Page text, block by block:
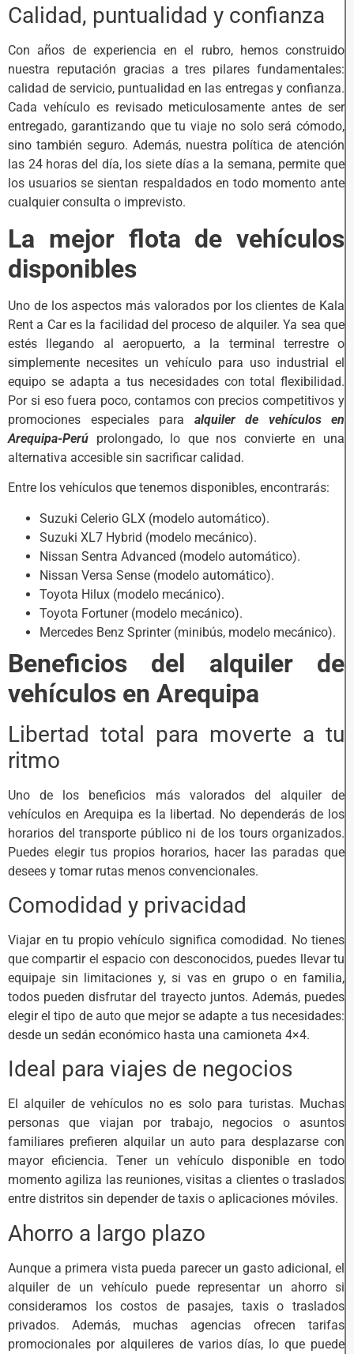
Calidad, puntualidad y confianza
Con años de experiencia en el rubro, hemos construido
nuestra reputación gracias a tres pilares fundamentales:
calidad de servicio, puntualidad en las entregas y confianza.
Cada vehículo es revisado meticulosamente antes de ser
entregado, garantizando que tu viaje no solo será cómodo,
sino también seguro. Además, nuestra política de atención
las 24 horas del día, los siete días a la semana, permite que
los usuarios se sientan respaldados en todo momento ante
cualquier consulta o imprevisto.
La mejor flota de vehículos
disponibles
Uno de los aspectos más valorados por los clientes de Kala
Rent a Car es la facilidad del proceso de alquiler. Ya sea que
estés llegando al aeropuerto, a la terminal terrestre o
simplemente necesites un vehículo para uso industrial el
equipo se adapta a tus necesidades con total flexibilidad.
Por si eso fuera poco, contamos con precios competitivos y
promociones especiales para alquiler de vehículos en
Arequipa-Perú prolongado, lo que nos convierte en una
alternativa accesible sin sacrificar calidad.
Entre los vehículos que tenemos disponibles, encontrarás:
Suzuki Celerio GLX (modelo automático).
Suzuki XL7 Hybrid (modelo mecánico).
Nissan Sentra Advanced (modelo automático).
Nissan Versa Sense (modelo automático).
Toyota Hilux (modelo mecánico).
Toyota Fortuner (modelo mecánico).
Mercedes Benz Sprinter (minibús, modelo mecánico).
Beneficios del alquiler de
vehículos en Arequipa
Libertad total para moverte a tu
ritmo
Uno de los beneficios más valorados del alquiler de
vehículos en Arequipa es la libertad. No dependerás de los
horarios del transporte público ni de los tours organizados.
Puedes elegir tus propios horarios, hacer las paradas que
desees y tomar rutas menos convencionales.
Comodidad y privacidad
Viajar en tu propio vehículo significa comodidad. No tienes
que compartir el espacio con desconocidos, puedes llevar tu
equipaje sin limitaciones y, si vas en grupo o en familia,
todos pueden disfrutar del trayecto juntos. Además, puedes
elegir el tipo de auto que mejor se adapte a tus necesidades:
desde un sedán económico hasta una camioneta 4×4.
Ideal para viajes de negocios
El alquiler de vehículos no es solo para turistas. Muchas
personas que viajan por trabajo, negocios o asuntos
familiares prefieren alquilar un auto para desplazarse con
mayor eficiencia. Tener un vehículo disponible en todo
momento agiliza las reuniones, visitas a clientes o traslados
entre distritos sin depender de taxis o aplicaciones móviles.
Ahorro a largo plazo
Aunque a primera vista pueda parecer un gasto adicional, el
alquiler de un vehículo puede representar un ahorro si
consideramos los costos de pasajes, taxis o traslados
privados. Además, muchas agencias ofrecen tarifas
promocionales por alquileres de varios días, lo que puede